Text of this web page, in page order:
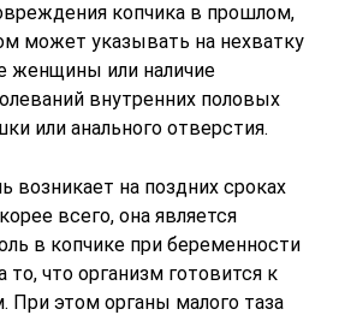
копчика в прошлом,
может указывать на нехватку
женщины или наличие
внутренних половых
или анального отверстия.
возникает на поздних сроках
всего, она является
в копчике при беременности
что организм готовится к
При этом органы малого таза